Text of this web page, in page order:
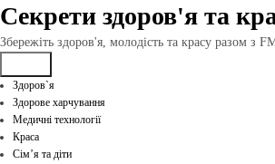
Перейти
до
вмісту
Секрети здоров'я та
Збережіть здоров'я, молодість та красу разом з
Здоров`я
Здорове харчування
Медичні технології
Краса
Сім’я та діти